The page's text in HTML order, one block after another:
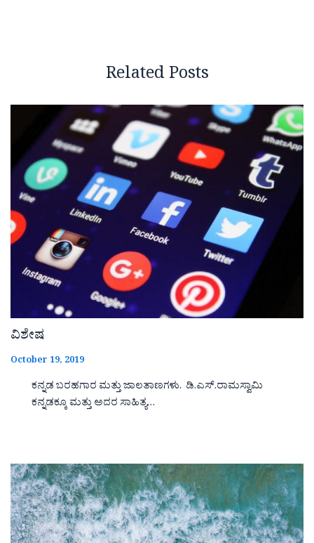
Related Posts
ವಿಶೇಷ
October 19, 2019
ಕನ್ನಡ ಬರಹಗಾರ ಮತ್ತು ಜಾಲತಾಣಗಳು. ಡಿ.ಎಸ್.ರಾಮಸ್ವಾಮಿ
ಕನ್ನಡಕ್ಕೂ ಮತ್ತು ಅದರ ಸಾಹಿತ್ಯ…